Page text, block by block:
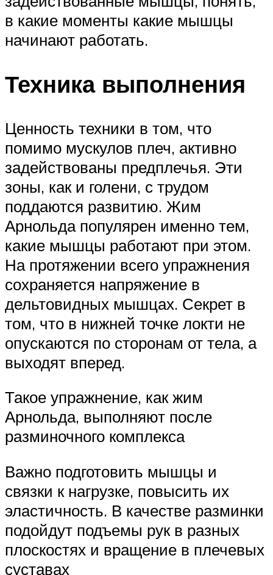
в какие моменты какие мышцы
начинают работать.
Техника выполнения
Ценность техники в том, что
помимо мускулов плеч, активно
задействованы предплечья. Эти
зоны, как и голени, с трудом
поддаются развитию. Жим
Арнольда популярен именно тем,
какие мышцы работают при этом.
На протяжении всего упражнения
сохраняется напряжение в
дельтовидных мышцах. Секрет в
том, что в нижней точке локти не
опускаются по сторонам от тела, а
выходят вперед.
Такое упражнение, как жим
Арнольда, выполняют после
разминочного комплекса
Важно подготовить мышцы и
связки к нагрузке, повысить их
эластичность. В качестве разминки
подойдут подъемы рук в разных
плоскостях и вращение в плечевых
суставах